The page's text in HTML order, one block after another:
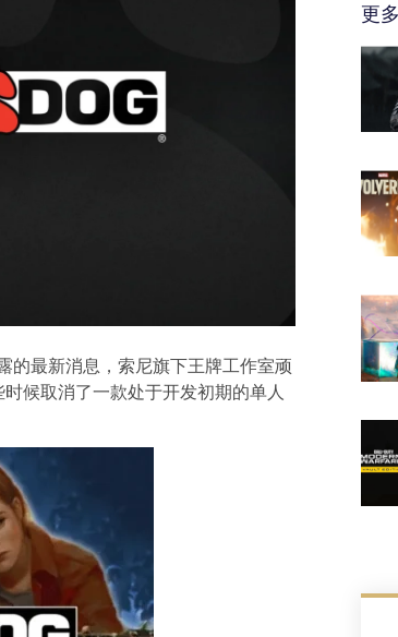
最新消息，索尼旗下王牌工作室顽
候取消了一款处于开发初期的单人
更